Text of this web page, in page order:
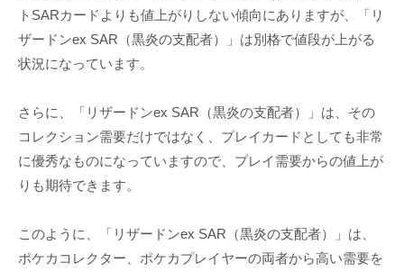
トSARカードよりも値上がりしない傾向にありますが、「リ
ザードンex SAR（黒炎の支配者）」は別格で値段が上がる
状況になっています。
さらに、「リザードンex SAR（黒炎の支配者）」は、その
コレクション需要だけではなく、プレイカードとしても非常
に優秀なものになっていますので、プレイ需要からの値上が
りも期待できます。
このように、「リザードンex SAR（黒炎の支配者）」は、
ポケカコレクター、ポケカプレイヤーの両者から高い需要を